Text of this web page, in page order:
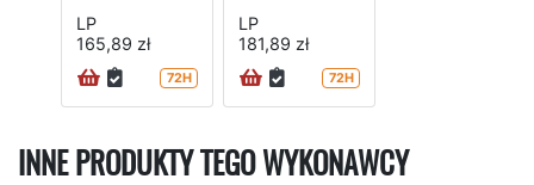
LP
165,89 zł
72H
LP
181,89 zł
72H
INNE PRODUKTY TEGO WYKONAWCY